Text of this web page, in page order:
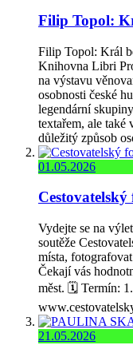
Filip Topol:
Filip Topol: Král
Knihovna Libri
na výstavu
osobnosti české
legendární
textařem, ale také
důležitý způsob
01.05.2026
Vydejte se na
soutěže
místa,
Čekají vás
měst. 🗓️ Termín:
21.05.2026